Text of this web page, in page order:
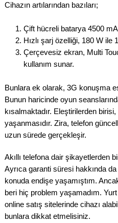
Cihazın artılarından bazıları;
Çift hücreli batarya 4500
Hızlı şarj özelliği, 180 W ile
Çerçevesiz ekran, Multi
kullanım sunar.
Bunlara ek olarak, 3G konuşma
Bunun haricinde oyun
kısalmaktadır. Eleştirilerden
yaşanmasıdır. Zira, telefon
uzun sürede gerçekleşir.
Akıllı telefona dair şikayetlerden
Ayrıca garanti süresi hakkında
konuda endişe yaşamıştım.
beri hiç problem yaşamadım. Yurt
online satış sitelerinde cihazı
bunlara dikkat etmelisiniz.